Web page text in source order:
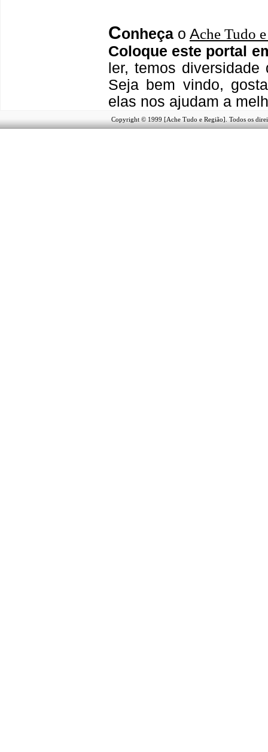
Conheça o Ache Tudo
Coloque este portal
ler, temos diversidade
Seja bem vindo, g
elas nos ajudam a
Copyright © 1999 [Ache Tudo e Região]. Todos os